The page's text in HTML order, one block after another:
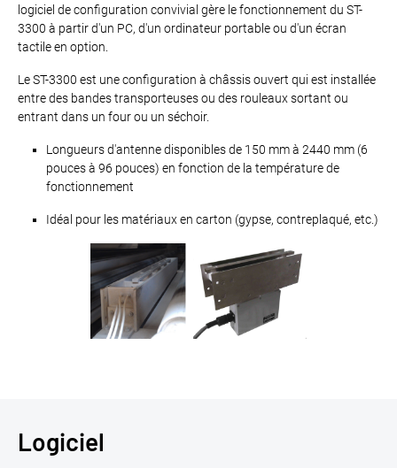
logiciel de configuration convivial gère le fonctionnement du ST-
3300 à partir d'un PC, d'un ordinateur portable ou d'un écran
tactile en option.
Le ST-3300 est une configuration à châssis ouvert qui est installée
entre des bandes transporteuses ou des rouleaux sortant ou
entrant dans un four ou un séchoir.
Longueurs d'antenne disponibles de 150 mm à 2440 mm (6
pouces à 96 pouces) en fonction de la température de
fonctionnement
Idéal pour les matériaux en carton (gypse, contreplaqué, etc.)
Logiciel